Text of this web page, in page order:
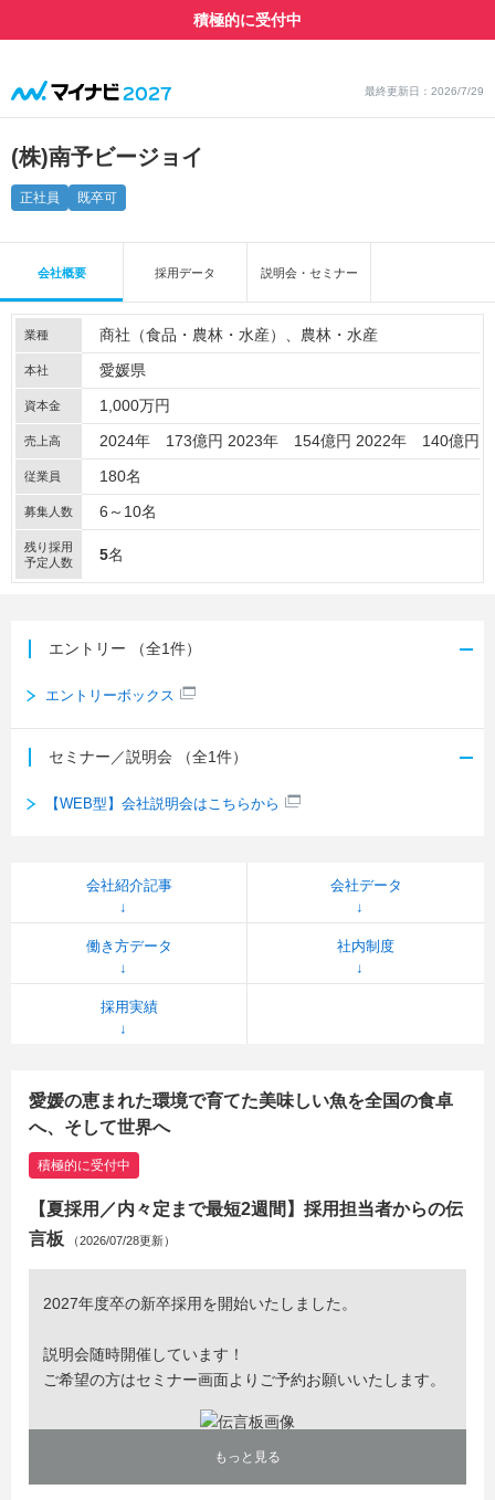
最終更新日：2026/7/29
(株)南予ビージョイ
正社員 既卒可
積極的に受付中
会社概要 採用データ 説明会・セミナー
業種 商社（食品・農林・水産） 農林・水産
本社 愛媛県
資本金 1,000万円
売上高 2024年 173億円 2023年 154億円 2022年 140億円
従業員 180名
募集人数 6～10名
残り採用
予定人数
5名
エントリー （全1件）
エントリーボックス
セミナー／説明会 （全1件）
【WEB型】会社説明会はこちらから
会社紹介記事 会社データ
働き方データ 社内制度
採用実績
愛媛の恵まれた環境で育てた美味しい魚を全国の食卓
へ、そして世界へ
積極的に受付中
【夏採用／内々定まで最短2週間】採用担当者からの伝
言板 （2026/07/28更新）
2027年度卒の新卒採用を開始いたしました。
説明会随時開催しています！
ご希望の方はセミナー画面よりご予約お願いいたします。
もっと見る